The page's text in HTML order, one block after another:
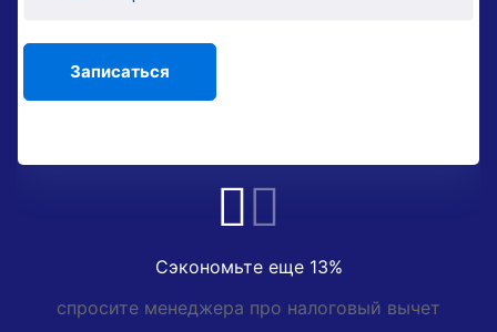
Сэкономьте еще 13%
спросите менеджера про налоговый вычет